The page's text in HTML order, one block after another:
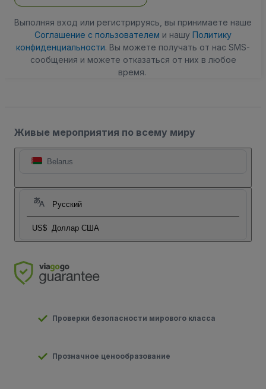
Выполняя вход или регистрируясь, вы принимаете наше
Соглашение с пользователем и нашу Политику
конфиденциальности. Вы можете получать от нас SMS-
сообщения и можете отказаться от них в любое
время.
Живые мероприятия по всему миру
Belarus
Русский
US$ Доллар США
Проверки безопасности мирового класса
Прозначное ценообразование